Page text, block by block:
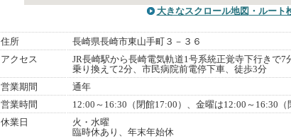
大きなスクロール地図 ・ルート
住所
長崎県長崎市東山手町３－３６
アクセス
JR長崎駅から長崎電気軌道1号系統正覚寺下行きで
乗り換えて2分、市民病院前電停下車、徒歩3分
営業期間
通年
営業時間
12:00～16:30（閉館17:00）、金曜は12:00～16:30（
休業日
火・水曜
臨時休あり、年末年始休